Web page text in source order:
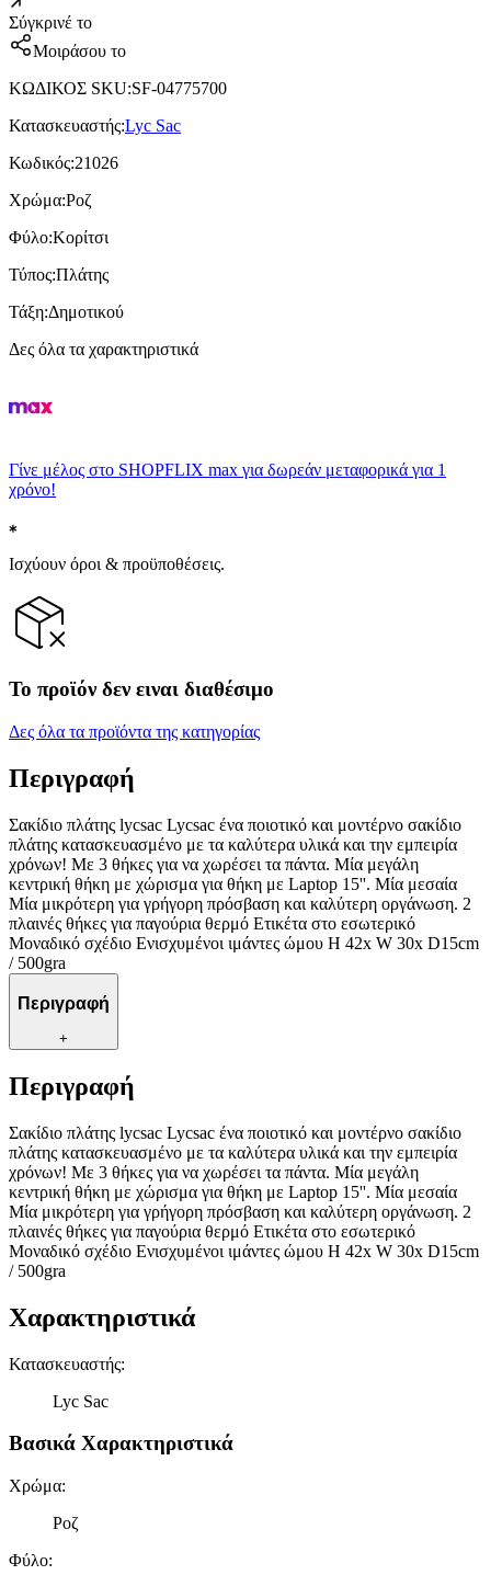
Σύγκρινέ το
Μοιράσου το
ΚΩΔΙΚΟΣ SKU:SF-04775700
Κατασκευαστής:Lyc Sac
Κωδικός:21026
Χρώμα:Ροζ
Φύλο:Κορίτσι
Τύπος:Πλάτης
Τάξη:Δημοτικού
Δες όλα τα χαρακτηριστικά
Γίνε μέλος στο SHOPFLIX max για δωρεάν μεταφορικά για 1
χρόνο!
Ισχύουν όροι & προϋποθέσεις.
Το προϊόν δεν ειναι διαθέσιμο
Δες όλα τα προϊόντα της κατηγορίας
Περιγραφή
Σακίδιο πλάτης lycsac Lycsac ένα ποιοτικό και μοντέρνο σακίδιο
πλάτης κατασκευασμένο με τα καλύτερα υλικά και την εμπειρία
χρόνων! Με 3 θήκες για να χωρέσει τα πάντα. Μία μεγάλη
κεντρική θήκη με χώρισμα για θήκη με Laptop 15''. Μία μεσαία
Μία μικρότερη για γρήγορη πρόσβαση και καλύτερη οργάνωση. 2
πλαινές θήκες για παγούρια θερμό Ετικέτα στο εσωτερικό
Μοναδικό σχέδιο Ενισχυμένοι ιμάντες ώμου H 42x W 30x D15cm
/ 500gra
Περιγραφή
+
Περιγραφή
Σακίδιο πλάτης lycsac Lycsac ένα ποιοτικό και μοντέρνο σακίδιο
πλάτης κατασκευασμένο με τα καλύτερα υλικά και την εμπειρία
χρόνων! Με 3 θήκες για να χωρέσει τα πάντα. Μία μεγάλη
κεντρική θήκη με χώρισμα για θήκη με Laptop 15''. Μία μεσαία
Μία μικρότερη για γρήγορη πρόσβαση και καλύτερη οργάνωση. 2
πλαινές θήκες για παγούρια θερμό Ετικέτα στο εσωτερικό
Μοναδικό σχέδιο Ενισχυμένοι ιμάντες ώμου H 42x W 30x D15cm
/ 500gra
Χαρακτηριστικά
Κατασκευαστής:
Lyc Sac
Βασικά Χαρακτηριστικά
Χρώμα:
Ροζ
Φύλο: